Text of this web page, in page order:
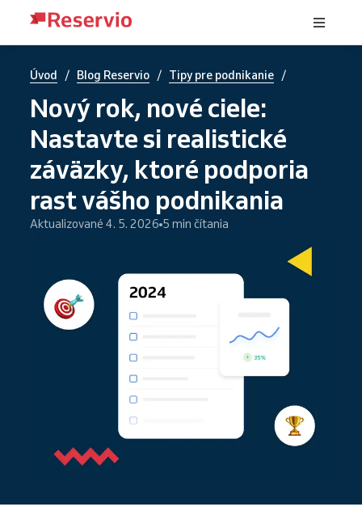
Úvod / Blog Reservio / Tipy pre podnikanie /
Nový rok, nové ciele:
Nastavte si realistické
záväzky, ktoré podporia
rast vášho podnikania
Aktualizované 4. 5. 2026 5 min čítania